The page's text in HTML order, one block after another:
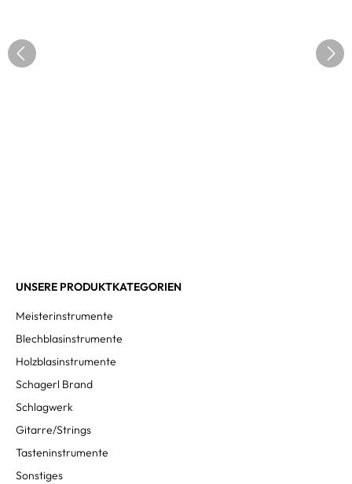
UNSERE PRODUKTKATEGORIEN
Meisterinstrumente
Blechblasinstrumente
Holzblasinstrumente
Schagerl Brand
Schlagwerk
Gitarre/Strings
Tasteninstrumente
Sonstiges